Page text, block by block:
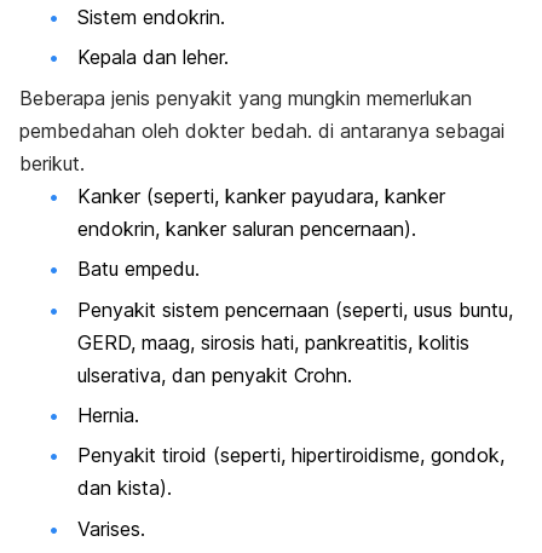
Sistem endokrin.
Kepala dan leher.
Beberapa jenis penyakit yang mungkin memerlukan
pembedahan oleh dokter bedah. di antaranya sebagai
berikut.
Kanker (seperti, kanker payudara, kanker
endokrin, kanker saluran pencernaan).
Batu empedu.
Penyakit sistem pencernaan (seperti, usus buntu,
GERD, maag, sirosis hati, pankreatitis, kolitis
ulserativa, dan penyakit Crohn.
Hernia.
Penyakit tiroid (seperti, hipertiroidisme, gondok,
dan kista).
Varises.